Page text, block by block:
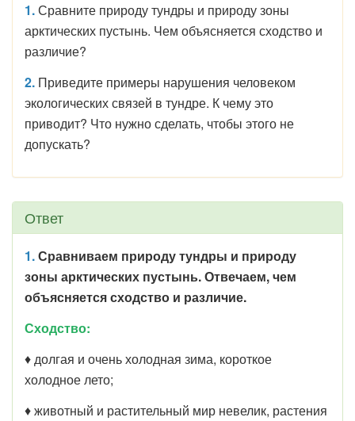
1.Сравните природу тундры и природу зоны
арктических пустынь. Чем объясняется сходство и
различие?
2. Приведите примеры нарушения человеком
экологических связей в тундре. К чему это
приводит? Что нужно сделать, чтобы этого не
допускать?
Ответ
1.Сравниваем природу тундры и природу
зоны арктических пустынь. Отвечаем, чем
объясняется сходство и различие.
Сходство:
♦ долгая и очень холодная зима, короткое
холодное лето;
♦ животный и растительный мир невелик, растения